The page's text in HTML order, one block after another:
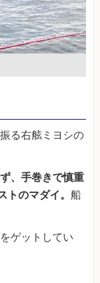
る右舷ミヨシの
、手巻きで慎重
のマダイ。 船
ゲットしてい